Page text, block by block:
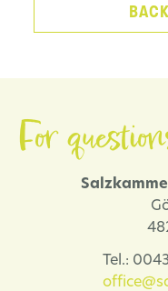
For
Tel.: